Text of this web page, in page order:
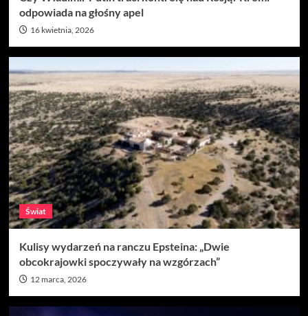
odpowiada na głośny apel
16 kwietnia, 2026
Świat
Kulisy wydarzeń na ranczu Epsteina: „Dwie
obcokrajowki spoczywały na wzgórzach”
12 marca, 2026